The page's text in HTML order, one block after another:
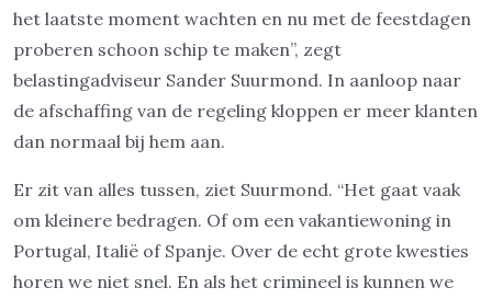
het laatste moment wachten en nu met de feestdagen
proberen schoon schip te maken”, zegt
belastingadviseur Sander Suurmond. In aanloop naar
de afschaffing van de regeling kloppen er meer klanten
dan normaal bij hem aan.
Er zit van alles tussen, ziet Suurmond. “Het gaat vaak
om kleinere bedragen. Of om een vakantiewoning in
Portugal, Italië of Spanje. Over de echt grote kwesties
horen we niet snel. En als het crimineel is kunnen we